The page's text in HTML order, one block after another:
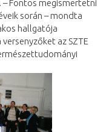
Fontos megismertetni
során – mondta
hallgatója
az SZTE